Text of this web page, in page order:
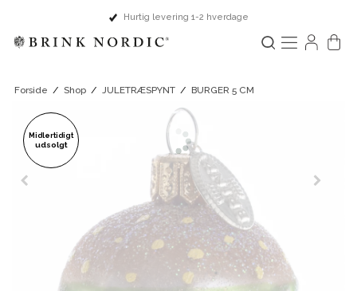
Hurtig levering 1-2 hverdage
Forside / Shop / JULETRÆSPYNT / BURGER 5 CM
Midlertidigt
udsolgt